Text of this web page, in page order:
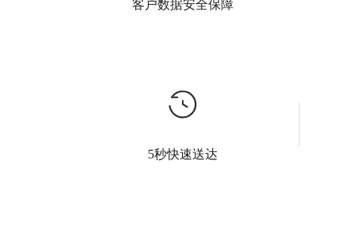
客户数据安全保障
安全保障客户数据
无一失。帮客户解决安全问题
5秒快速送达